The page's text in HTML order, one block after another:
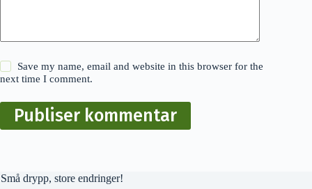
Save my name, email and website in this browser for the
next time I comment.
Publiser kommentar
Små drypp, store endringer!